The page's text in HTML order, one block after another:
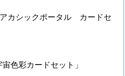
カシックポータル カードセ
色彩カードセット」